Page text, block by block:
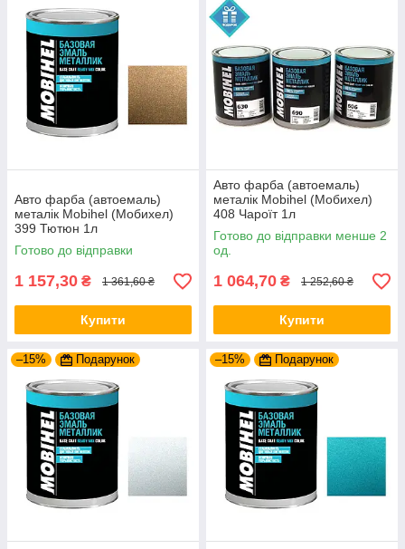
Авто фарба (автоемаль)
металік Mobihel (Мобихел)
399 Тютюн 1л
Готово до відправки
1 157,30 ₴ 1 361,60 ₴
Купити
Авто фарба (автоемаль)
металік Mobihel (Мобихел)
408 Чароїт 1л
Готово до відправки менше 2
од.
1 064,70 ₴ 1 252,60 ₴
Купити
–15% Подарунок –15% Подарунок